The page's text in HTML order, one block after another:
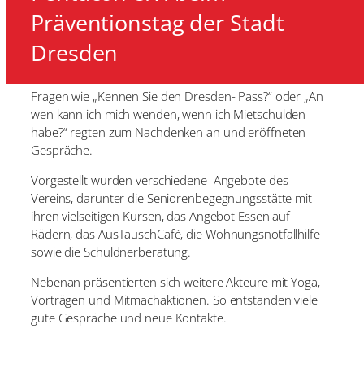
Präventionstag der Stadt
Dresden
Am 25. September 2025 nahm der Verein am
Präventionstag im Neuen Rathaus Dresden teil. Am
Stand gab es viele Informationen – und selbst
gebackene Minimuffins mit Fragestellungen.
Fragen wie „Kennen Sie den Dresden- Pass?“ oder „An
wen kann ich mich wenden, wenn ich Mietschulden
habe?“ regten zum Nachdenken an und eröffneten
Gespräche.
Vorgestellt wurden verschiedene Angebote des
Vereins, darunter die Seniorenbegegnungsstätte mit
ihren vielseitigen Kursen, das Angebot Essen auf
Rädern, das AusTauschCafé, die Wohnungsnotfallhilfe
sowie die Schuldnerberatung.
Nebenan präsentierten sich weitere Akteure mit Yoga,
Vorträgen und Mitmachaktionen. So entstanden viele
gute Gespräche und neue Kontakte.